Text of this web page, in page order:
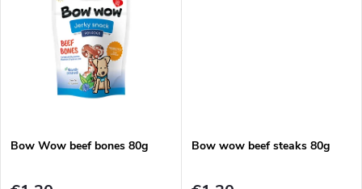
v
Bow Wow beef bones 80g Bow wow beef steaks 80g